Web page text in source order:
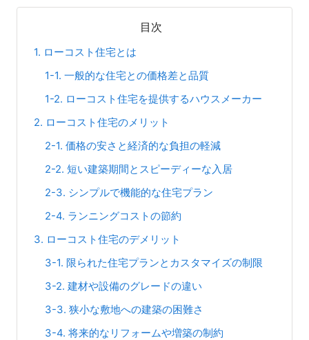
目次
1. ローコスト住宅とは
1-1. 一般的な住宅との価格差と品質
1-2. ローコスト住宅を提供するハウスメーカー
2. ローコスト住宅のメリット
2-1. 価格の安さと経済的な負担の軽減
2-2. 短い建築期間とスピーディーな入居
2-3. シンプルで機能的な住宅プラン
2-4. ランニングコストの節約
3. ローコスト住宅のデメリット
3-1. 限られた住宅プランとカスタマイズの制限
3-2. 建材や設備のグレードの違い
3-3. 狭小な敷地への建築の困難さ
3-4. 将来的なリフォームや増築の制約